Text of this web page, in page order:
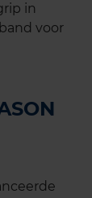
in
voor